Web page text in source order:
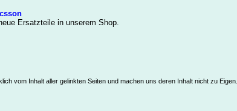
Ersatzteile in unserem Shop.
vom Inhalt aller gelinkten Seiten und machen uns deren Inhalt nicht zu Eigen.